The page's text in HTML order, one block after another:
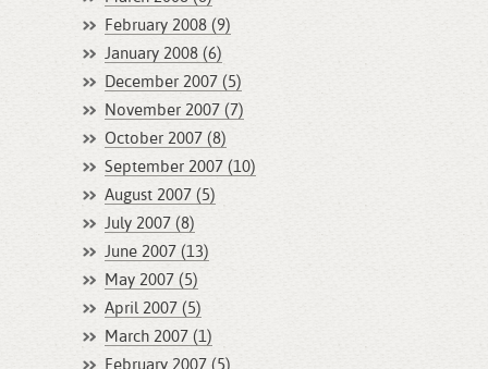
February 2008 (9)
January 2008 (6)
December 2007 (5)
November 2007 (7)
October 2007 (8)
September 2007 (10)
August 2007 (5)
July 2007 (8)
June 2007 (13)
May 2007 (5)
April 2007 (5)
March 2007 (1)
February 2007 (5)